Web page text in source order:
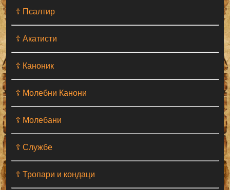
☦ Псалтир
☦ Акатисти
☦ Каноник
☦ Молебни Канони
☦ Молебани
☦ Службе
☦ Тропари и кондаци